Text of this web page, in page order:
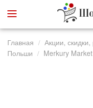
Главная
Акции,
Польши
Merkury Market